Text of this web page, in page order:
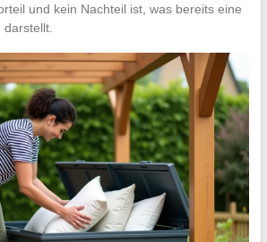
und kein Nachteil ist, was bereits eine